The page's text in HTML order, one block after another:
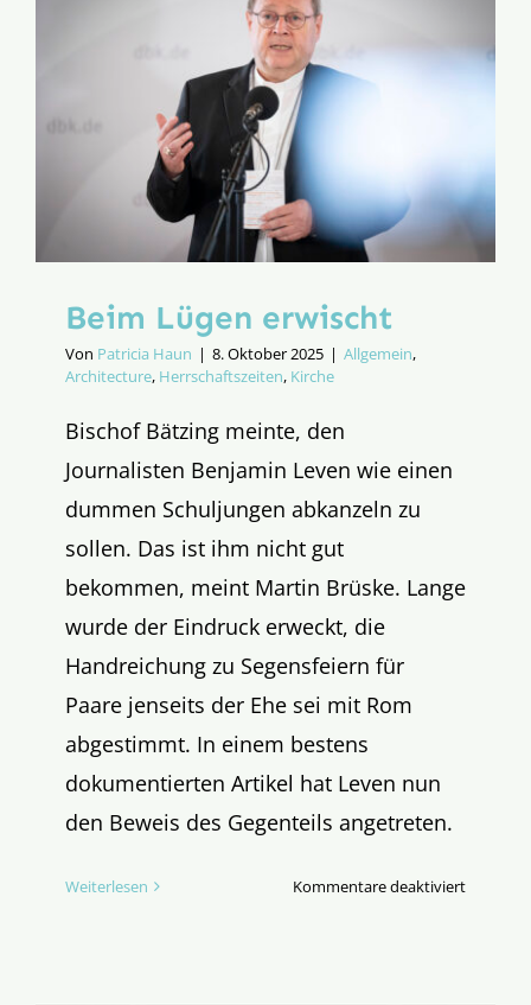
(Teil
Beim Lügen erwischt
Von Patricia Haun | 8. Oktober 2025 | Allgemein,
Architecture, Herrschaftszeiten, Kirche
Bischof Bätzing meinte, den
Journalisten Benjamin Leven wie einen
dummen Schuljungen abkanzeln zu
sollen. Das ist ihm nicht gut
bekommen, meint Martin Brüske. Lange
wurde der Eindruck erweckt, die
Handreichung zu Segensfeiern für
Paare jenseits der Ehe sei mit Rom
abgestimmt. In einem bestens
dokumentierten Artikel hat Leven nun
den Beweis des Gegenteils angetreten.
Weiterlesen Kommentare deaktiviertfür